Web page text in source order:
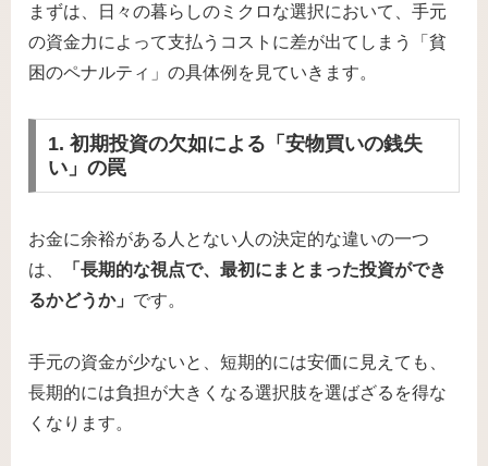
まずは、日々の暮らしのミクロな選択において、手元
の資金力によって支払うコストに差が出てしまう「貧
困のペナルティ」の具体例を見ていきます。
1. 初期投資の欠如による「安物買いの銭失
い」の罠
お金に余裕がある人とない人の決定的な違いの一つ
は、
「長期的な視点で、最初にまとまった投資ができ
るかどうか」 です。
手元の資金が少ないと、短期的には安価に見えても、
長期的には負担が大きくなる選択肢を選ばざるを得な
くなります。